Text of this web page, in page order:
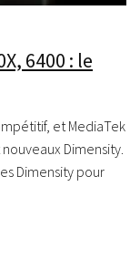
6400 : le
et MediaTek
Dimensity.
Dimensity pour